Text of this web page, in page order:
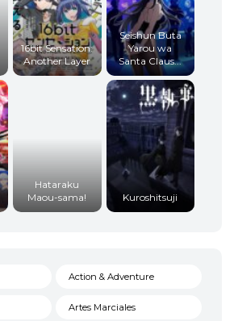
16bit Sensation:
Another Layer
Seishun Buta
Yarou wa
Santa Claus...
Hataraku
Maou-sama!
Kuroshitsuji
Action & Adventure
Artes Marciales